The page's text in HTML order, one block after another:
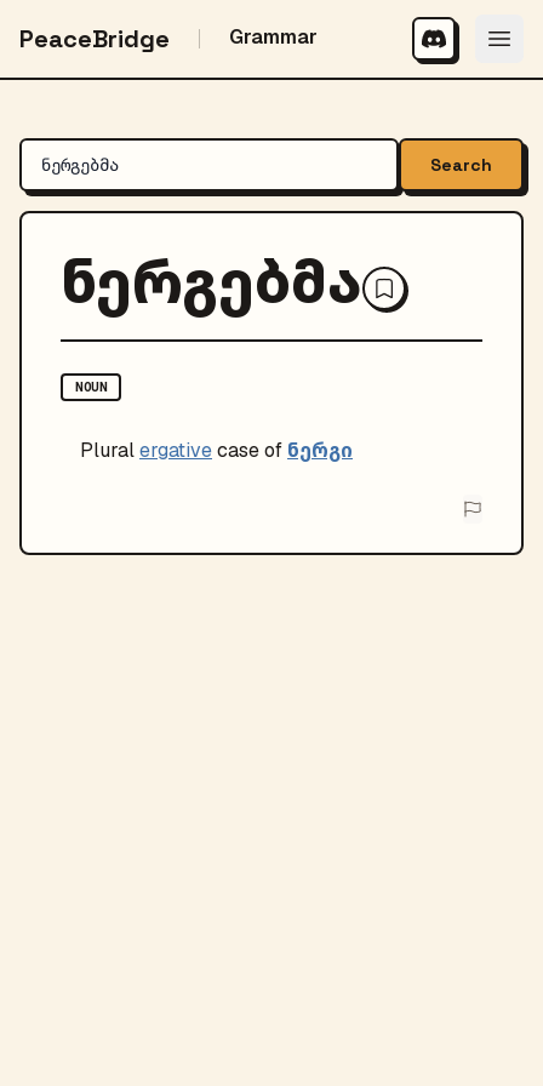
PeaceBridge Grammar
Search
ნერგებმა
NOUN
Pluralergativecase of ნერგი